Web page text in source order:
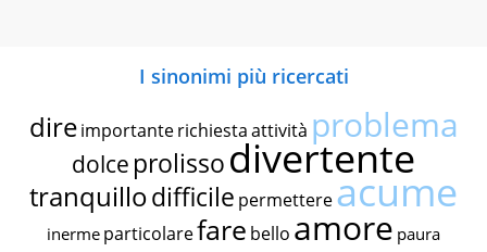
I sinonimi più ricercati
dire importante richiestaattività problema
dolce prolissodivertente
tranquillodifficile permettereacume
inerme particolarefare bello amore paura